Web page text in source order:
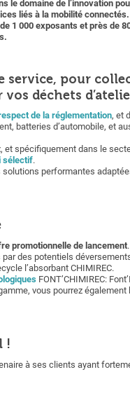
le domaine de l’innovation
liés à la mobilité
1 000 exposants et près de
service, pour
déchets
de la réglementation, et
batteries d’automobile, et
et spécifiquement dans le
sélectif.
solutions performantes
promotionnelle de lancement.
des potentiels
l’absorbant CHIMIREC.
FONT’CHIMIREC:
vous pourrez également
!
à ses clients ayant